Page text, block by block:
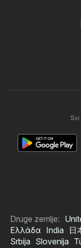
Druge zemlje:
Ελλάδα India 日
Srbija Slovenija